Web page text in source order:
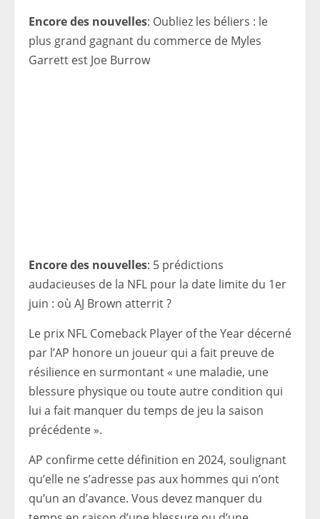
Encore des nouvelles: Oubliez les béliers : le
plus grand gagnant du commerce de Myles
Garrett est Joe Burrow
Encore des nouvelles: 5 prédictions
audacieuses de la NFL pour la date limite du 1er
juin : où AJ Brown atterrit ?
Le prix NFL Comeback Player of the Year décerné
par l’AP honore un joueur qui a fait preuve de
résilience en surmontant « une maladie, une
blessure physique ou toute autre condition qui
lui a fait manquer du temps de jeu la saison
précédente ».
AP confirme cette définition en 2024, soulignant
qu’elle ne s’adresse pas aux hommes qui n’ont
qu’un an d’avance. Vous devez manquer du